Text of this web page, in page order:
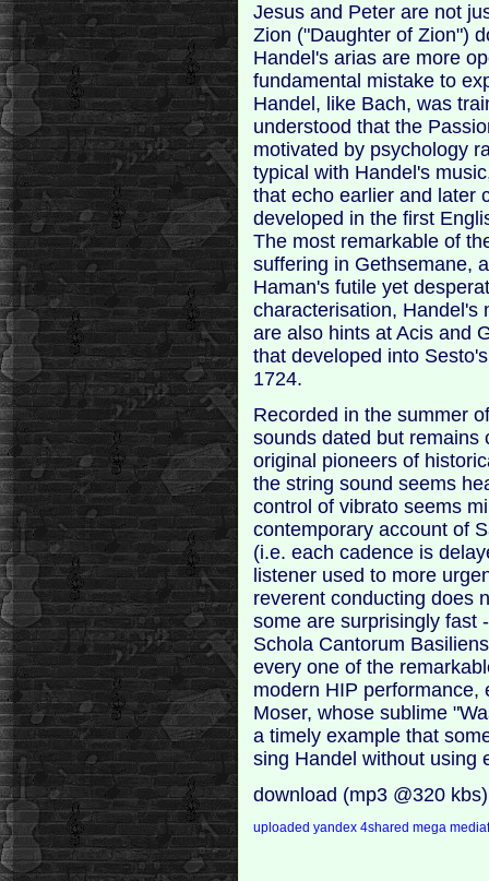
Jesus and Peter are not
Zion ("Daughter of Zion")
Handel's arias are more
fundamental mistake to
Handel, like Bach, was
understood that the
motivated by psychology
typical with Handel's
that echo earlier and later
developed in the first
The most remarkable of
suffering in Gethsemane,
Haman's futile yet
characterisation, Handel's
are also hints at Acis and
that developed into
1724.
Recorded in the summer
sounds dated but remains
original pioneers of
the string sound seems
control of vibrato seems
contemporary account of
(i.e. each cadence is
listener used to more
reverent conducting does
some are surprisingly fast
Schola Cantorum
every one of the
modern HIP performance,
Moser, whose sublime
a timely example that
sing Handel without using
download (mp3 @320
uploadedyandex4sharedmega